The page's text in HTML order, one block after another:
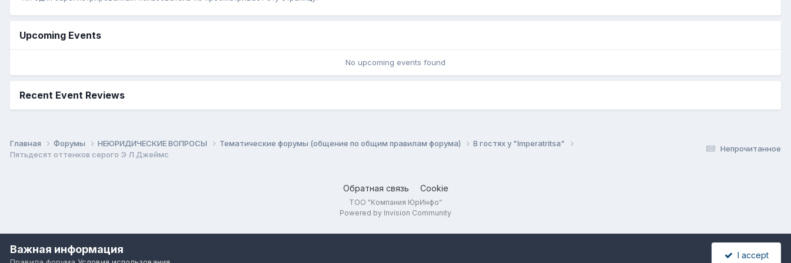
Upcoming Events
No upcoming events found
Recent Event Reviews
Непрочитанное
Главная Форумы НЕЮРИДИЧЕСКИЕ ВОПРОСЫ Тематические форумы (общение по общим правилам форума)
В гостях у "Imperatritsa"
Пятьдесят оттенков серого Э Л Джеймс
Обратная связь Cookie
ТОО "Компания ЮрИнфо"
Powered by Invision Community
Важная информация I accept